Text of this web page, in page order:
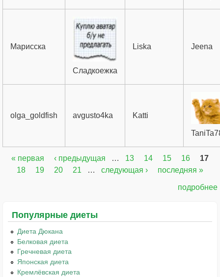
Марисска
Сладкоежка
Liska Jeena
olga_goldfish avgusto4ka Katti
Страницы
« первая ‹ предыдущая … 13 14 15 16
17
18
19 20 21 … следующая › последняя »
подробнее
Популярные диеты
Диета Дюкана
Белковая диета
Гречневая диета
Японская диета
Кремлёвская диета